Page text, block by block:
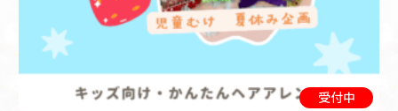
受付中